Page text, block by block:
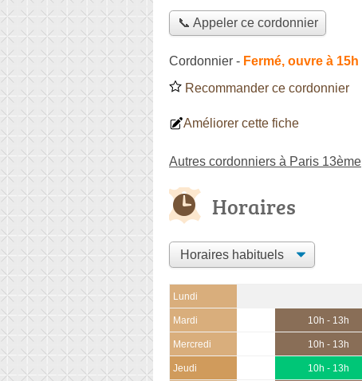
📞 Appeler ce cordonnier
Cordonnier - Fermé, ouvre à 15h
Recommander ce cordonnier
Améliorer cette fiche
Autres cordonniers à Paris 13ème
Horaires
Lundi
Mardi 10h - 13h
Mercredi 10h - 13h
Jeudi 10h - 13h